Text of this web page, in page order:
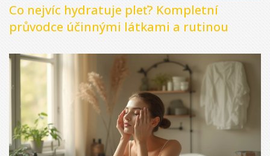
Co nejvíc hydratuje pleť? Kompletní
průvodce účinnými látkami a rutinou